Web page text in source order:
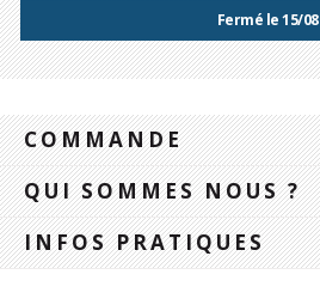
Fermé le 15/08
COMMANDE
QUI SOMMES NOUS ?
INFOS PRATIQUES